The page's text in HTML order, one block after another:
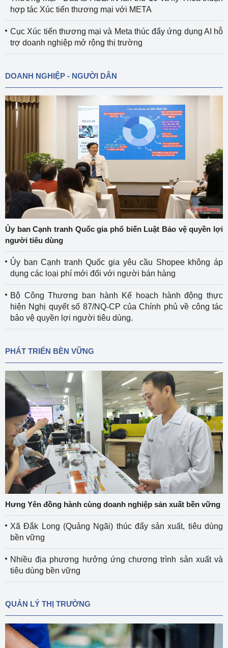
hợp tác Xúc tiến thương mại với META
Cục Xúc tiến thương mại và Meta thúc đẩy ứng dụng AI hỗ
trợ doanh nghiệp mở rộng thị trường
DOANH NGHIỆP - NGƯỜI DÂN
Ủy ban Cạnh tranh Quốc gia phổ biến Luật Bảo vệ quyền lợi
người tiêu dùng
Ủy ban Cạnh tranh Quốc gia yêu cầu Shopee không áp
dụng các loại phí mới đối với người bán hàng
Bộ Công Thương ban hành Kế hoạch hành động thực
hiện Nghị quyết số 87/NQ-CP của Chính phủ về công tác
bảo vệ quyền lợi người tiêu dùng.
PHÁT TRIỂN BỀN VỮNG
Hưng Yên đồng hành cùng doanh nghiệp sản xuất bền vững
Xã Đắk Long (Quảng Ngãi) thúc đẩy sản xuất, tiêu dùng
bền vững
Nhiều địa phương hưởng ứng chương trình sản xuất và
tiêu dùng bền vững
QUẢN LÝ THỊ TRƯỜNG